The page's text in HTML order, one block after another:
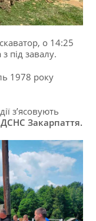
о 14:25
під завалу.
1978 року
з’ясовують
ДСНС Закарпаття.